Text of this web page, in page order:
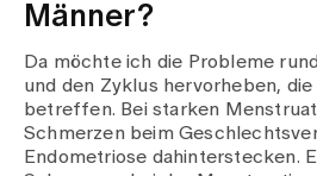
Männer?
Da möchte ich die Probleme
und den Zyklus hervorheben,
betreffen. Bei starken
Schmerzen beim
Endometriose dahinterstecken.